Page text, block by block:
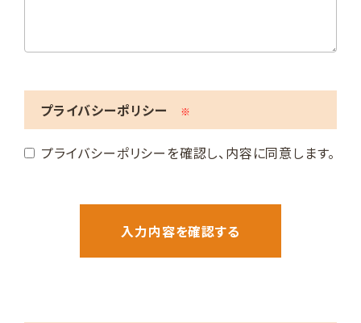
プライバシーポリシー ※
プライバシーポリシーを確認し、内容に同意します。